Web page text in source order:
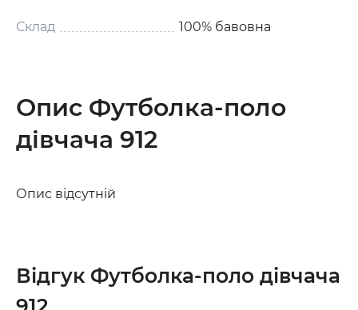
Склад 100% бавовна
Опис Футболка-поло
дівчача 912
Опис відсутній
Відгук Футболка-поло дівчача